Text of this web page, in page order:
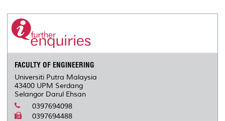
FACULTY OF ENGINEERING
Universiti Putra Malaysia
43400 UPM Serdang
Selangor Darul Ehsan
0397694098
0397694488